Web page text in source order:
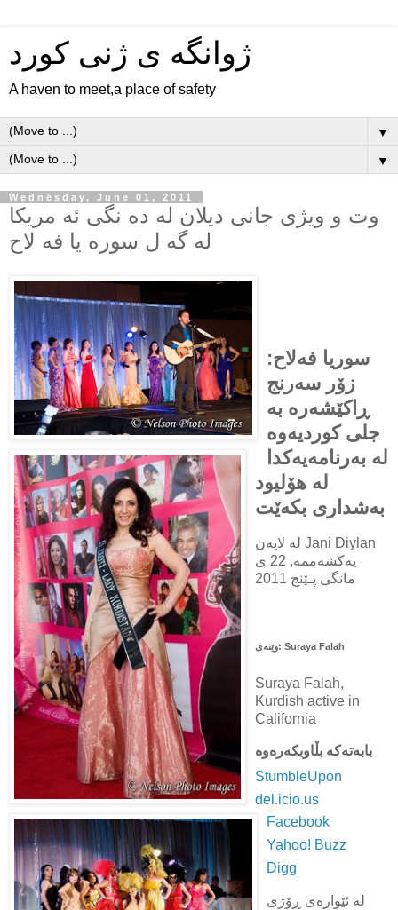
ژوانگه‌ ی ژنی كورد
A haven to meet,a place of safety
▼
▼
Wednesday, June 01, 2011
وت و ویژی جانی دیلان له ده نگی ئه مریکا
له گه ل سوره یا فه لاح
سوریا فه‌لاح:
زۆر سه‌رنج
ڕاکێشه‌ره‌ به‌
جلی کوردیه‌وه‌
له‌ به‌رنامه‌یه‌کدا
له‌ هۆلیود
به‌شداری بکه‌ێت
له‌ لایه‌ن Jani Diylan
یه‌کشه‌ممه‌, 22 ی
مانگی پـێنج 2011
وێنه‌ی: Suraya Falah
Suraya Falah,
Kurdish active in
California
StumbleUpon
del.icio.us
Facebook
Yahoo! Buzz
Digg
له‌ ئێواره‌ی ڕۆژی